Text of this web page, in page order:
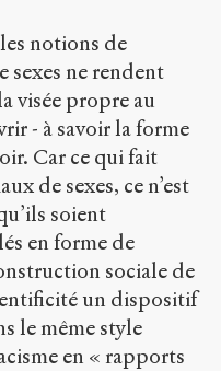
notions de
sexes ne rendent
visée propre au
- à savoir la forme
Car ce qui fait
de sexes, ce n’est
soient
en forme de
sociale de
un dispositif
le même style
en « rapports